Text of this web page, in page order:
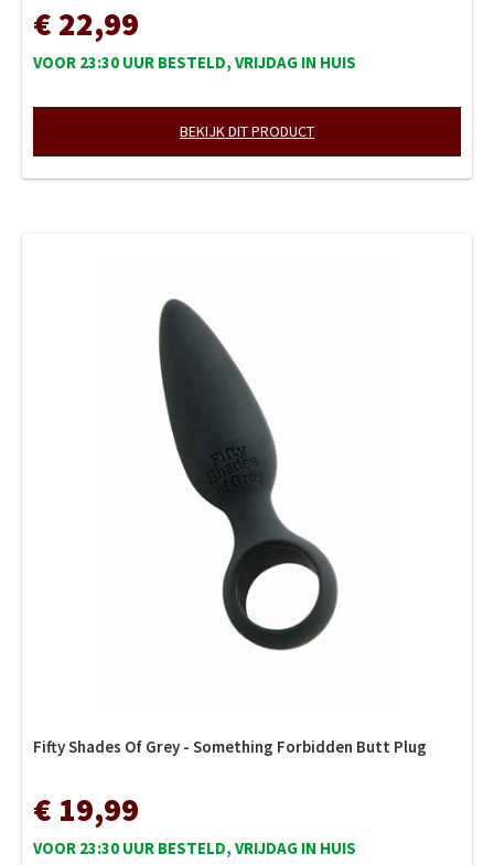
€ 22,99
VOOR 23:30 UUR BESTELD, VRIJDAG IN HUIS
BEKIJK DIT PRODUCT
Fifty Shades Of Grey - Something Forbidden Butt Plug
€ 19,99
VOOR 23:30 UUR BESTELD, VRIJDAG IN HUIS